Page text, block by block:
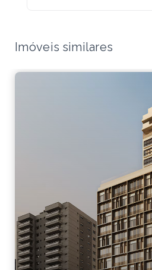
Imóveis similares